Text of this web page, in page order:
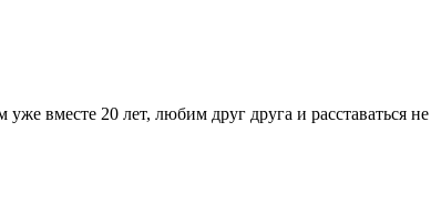
вместе 20 лет, любим друг друга и расставаться не